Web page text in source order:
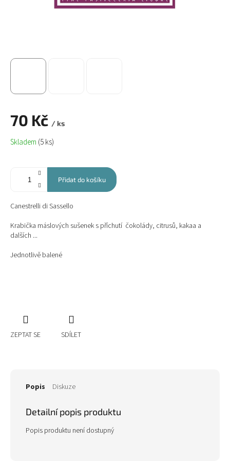
70 Kč / ks
Měrná
cena:
Skladem (5 ks)
Přidat do košíku
Canestrelli di Sassello
Krabička máslových sušenek s příchutí čokolády, citrusů, kakaa a
dalších ...
Jednotlivě balené
ZEPTAT SE SDÍLET
Popis Diskuze
Detailní popis produktu
Popis produktu není dostupný